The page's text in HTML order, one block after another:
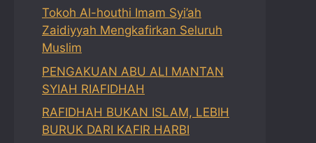
Tokoh Al-houthi Imam Syi’ah
Zaidiyyah Mengkafirkan Seluruh
Muslim
PENGAKUAN ABU ALI MANTAN
SYIAH RIAFIDHAH
RAFIDHAH BUKAN ISLAM, LEBIH
BURUK DARI KAFIR HARBI